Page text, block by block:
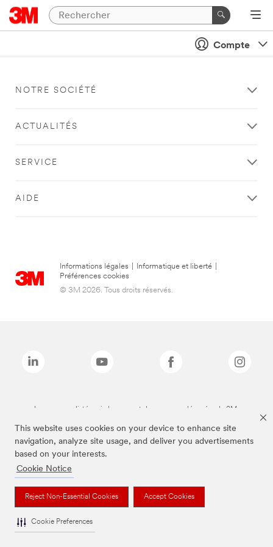
This website uses cookies on your device to enhance site
navigation, analyze site usage, and deliver you advertisements
based on your interests.
Cookie Notice
Reject Non-Essential Cookies Accept Cookies
Cookie Preferences
Compte
NOTRE SOCIÉTÉ
ACTUALITÉS
SERVICE
AIDE
Informations légales Informatique et liberté
Préférences cookies
© 3M 2026. Tous droits réservés.
Les marques listées ci-dessus sont des marques déposées de 3M.